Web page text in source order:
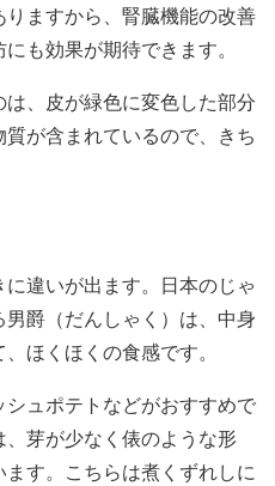
ますから、腎臓機能の改善
も効果が期待できます。
、皮が緑色に変色した部分
が含まれているので、きち
違いが出ます。日本のじゃ
爵（だんしゃく）は、中身
ほくほくの食感です。
ュポテトなどがおすすめで
芽が少なく俵のような形
す。こちらは煮くずれしに